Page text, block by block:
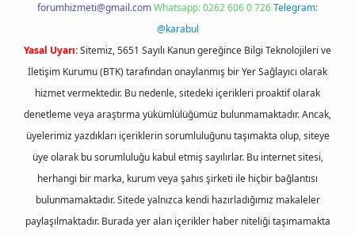
forumhizmeti@gmail.comWhatsapp: 0262 606 0 726Telegram:
@karabul
Yasal Uyarı:Sitemiz, 5651 Sayılı Kanun gereğince Bilgi Teknolojileri ve
İletişim Kurumu (BTK) tarafından onaylanmış bir Yer Sağlayıcı olarak
hizmet vermektedir. Bu nedenle, sitedeki içerikleri proaktif olarak
denetleme veya araştırma yükümlülüğümüz bulunmamaktadır. Ancak,
üyelerimiz yazdıkları içeriklerin sorumluluğunu taşımakta olup, siteye
üye olarak bu sorumluluğu kabul etmiş sayılırlar. Bu internet sitesi,
herhangi bir marka, kurum veya şahıs şirketi ile hiçbir bağlantısı
bulunmamaktadır. Sitede yalnızca kendi hazırladığımız makaleler
paylaşılmaktadır. Burada yer alan içerikler haber niteliği taşımamakta